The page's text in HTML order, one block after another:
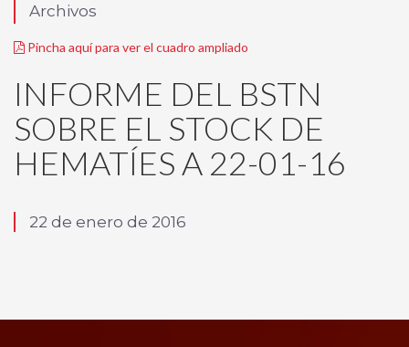
Archivos
Pincha aquí para ver el cuadro ampliado
INFORME DEL BSTN
SOBRE EL STOCK DE
HEMATÍES A 22-01-16
22 de enero de 2016